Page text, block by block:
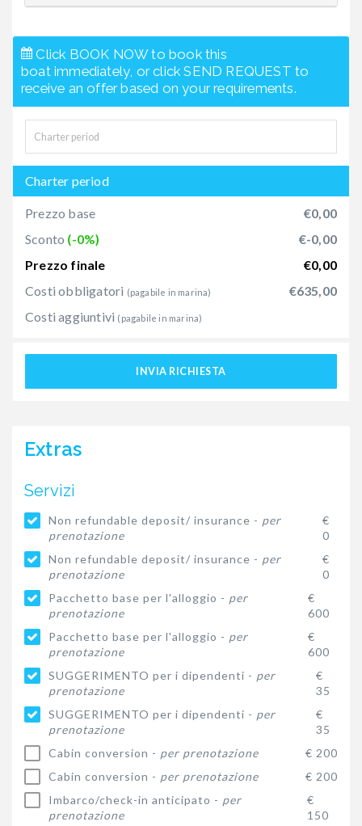
Click BOOK NOW to book this
boat immediately, or click SEND REQUEST to
receive an offer based on your requirements.
Charter period
Prezzo base
€0,00
Sconto (-0%)
€-0,00
Prezzo finale
€0,00
Costi obbligatori (pagabile in marina)
€635,00
Costi aggiuntivi (pagabile in marina)
INVIA RICHIESTA
Extras
Servizi
Non refundable deposit/ insurance - per
prenotazione
€
0
Non refundable deposit/ insurance - per
prenotazione
€
0
Pacchetto base per l'alloggio - per
prenotazione
€
600
Pacchetto base per l'alloggio - per
prenotazione
€
600
SUGGERIMENTO per i dipendenti - per
prenotazione
€
35
SUGGERIMENTO per i dipendenti - per
prenotazione
€
35
Cabin conversion - per prenotazione
€ 200
Cabin conversion - per prenotazione
€ 200
Imbarco/check-in anticipato - per
prenotazione
€
150